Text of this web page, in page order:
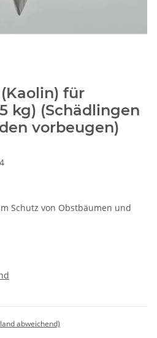
für
kg) (Schädlingen
vorbeugen)
Schutz von Obstbäumen und
abweichend)